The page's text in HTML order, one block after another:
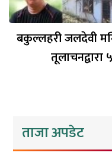
बकुल्लहरी जलदेवी
ताजा अपडेट